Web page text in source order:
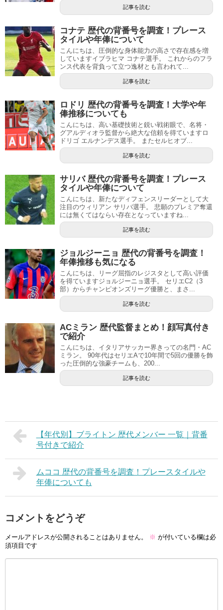
記事を読む
コナテ 歴代の背番号を調査！プレース
タイルや年俸について
こんにちは、圧倒的な身体能力の高さで存在感を増
していますイブラヒマ コナテ選手。 これからのフラ
ンス代表を背負って立つ逸材とも言われて...
記事を読む
ロドリ 歴代の背番号を調査！大学や年
俸推移についても
こんにちは、高い基礎技術と鋭い戦術眼で、名将・
グアルディオラ監督から絶大な信頼を得ていますロ
ドリゴ エルナンデス選手。 またセルヒオブ...
記事を読む
サリバ 歴代の背番号を調査！プレース
タイルや年俸について
こんにちは、新たなディフェンスリーダーとして大
注目のウィリアン サリバ選手。 悲願のプレミア奪還
には無くてはならい存在となっていますね...
記事を読む
ジョルジーニョ 歴代の背番号を調査！
年俸推移も気になる
こんにちは、リーグ屈指のレジスタとして高い評価
を得ていますジョルジーニョ選手。 セリエC2（3
部）からチャンピオンズリーグ優勝と、まさ...
記事を読む
ACミラン 歴代監督まとめ！顔写真付き
で紹介
こんにちは、イタリアサッカー界きっての名門・AC
ミラン。 90年代はセリエAで10年間で5回の優勝を飾
った圧倒的な強豪チームも、200...
記事を読む
【年代別】ブライトン 歴代メンバー 一覧｜背番
号付きで紹介
ムココ 歴代の背番号を調査！プレースタイルや
年俸についても
コメントをどうぞ
メールアドレスが公開されることはありません。 ※ が付いている欄は必
須項目です